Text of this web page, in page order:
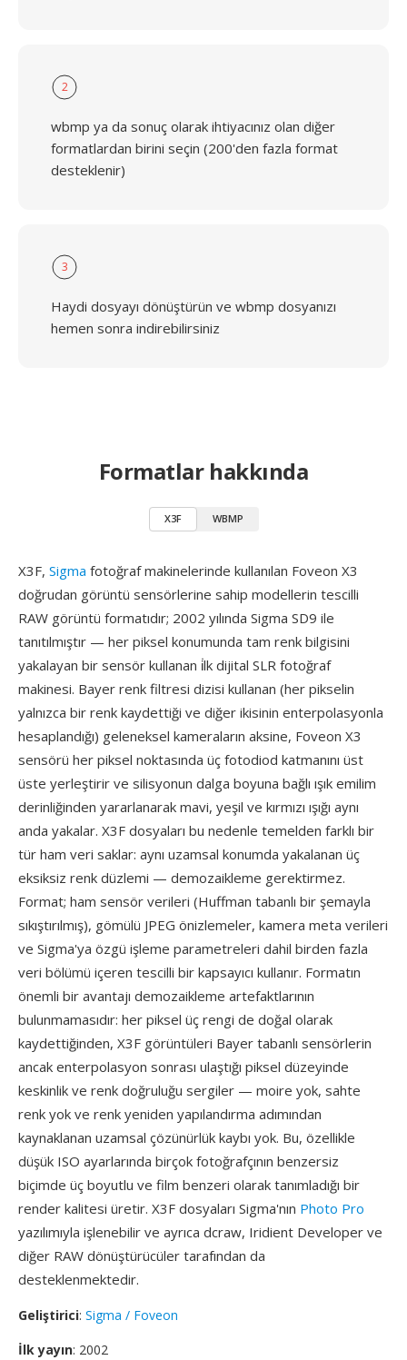
2
wbmp ya da sonuç olarak ihtiyacınız olan diğer
formatlardan birini seçin (200'den fazla format
desteklenir)
3
Haydi dosyayı dönüştürün ve wbmp dosyanızı
hemen sonra indirebilirsiniz
Formatlar hakkında
X3F WBMP
X3F, Sigma fotoğraf makinelerinde kullanılan Foveon X3
doğrudan görüntü sensörlerine sahip modellerin tescilli
RAW görüntü formatıdır; 2002 yılında Sigma SD9 ile
tanıtılmıştır — her piksel konumunda tam renk bilgisini
yakalayan bir sensör kullanan i̇lk dijital SLR fotoğraf
makinesi. Bayer renk filtresi dizisi kullanan (her pikselin
yalnızca bir renk kaydettiği ve diğer ikisinin enterpolasyonla
hesaplandığı) geleneksel kameraların aksine, Foveon X3
sensörü her piksel noktasında üç fotodiod katmanını üst
üste yerleştirir ve silisyonun dalga boyuna bağlı ışık emilim
derinliğinden yararlanarak mavi, yeşil ve kırmızı ışığı aynı
anda yakalar. X3F dosyaları bu nedenle temelden farklı bir
tür ham veri saklar: aynı uzamsal konumda yakalanan üç
eksiksiz renk düzlemi — demozaikleme gerektirmez.
Format; ham sensör verileri (Huffman tabanlı bir şemayla
sıkıştırılmış), gömülü JPEG önizlemeler, kamera meta verileri
ve Sigma'ya özgü işleme parametreleri dahil birden fazla
veri bölümü içeren tescilli bir kapsayıcı kullanır. Formatın
önemli bir avantajı demozaikleme artefaktlarının
bulunmamasıdır: her piksel üç rengi de doğal olarak
kaydettiğinden, X3F görüntüleri Bayer tabanlı sensörlerin
ancak enterpolasyon sonrası ulaştığı piksel düzeyinde
keskinlik ve renk doğruluğu sergiler — moire yok, sahte
renk yok ve renk yeniden yapılandırma adımından
kaynaklanan uzamsal çözünürlük kaybı yok. Bu, özellikle
düşük ISO ayarlarında birçok fotoğrafçının benzersiz
biçimde üç boyutlu ve film benzeri olarak tanımladığı bir
render kalitesi üretir. X3F dosyaları Sigma'nın Photo Pro
yazılımıyla işlenebilir ve ayrıca dcraw, Iridient Developer ve
diğer RAW dönüştürücüler tarafından da
desteklenmektedir.
Geliştirici: Sigma / Foveon
İlk yayın: 2002